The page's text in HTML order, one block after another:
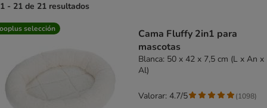
1 - 21 de 21 resultados
product items have been changed
selección
Cama Fluffy 2in1 para
mascotas
Blanca: 50 x 42 x 7,5 cm (L x An x
Al)
Valorar: 4.7/5 (1098)